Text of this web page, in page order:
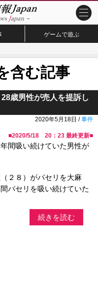
ゲームで遊ぶ
含む記事
歳男性が売人を提訴し
2020年5月18日 /事件
■2020/5/18 20：23 最終更新■
年間吸い続けていた男性が
２８）がパセリを大麻
パセリを吸い続けていた
続きを読む